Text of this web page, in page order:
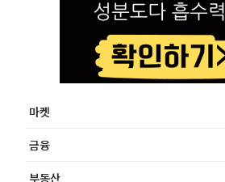
마켓
금융
부동산